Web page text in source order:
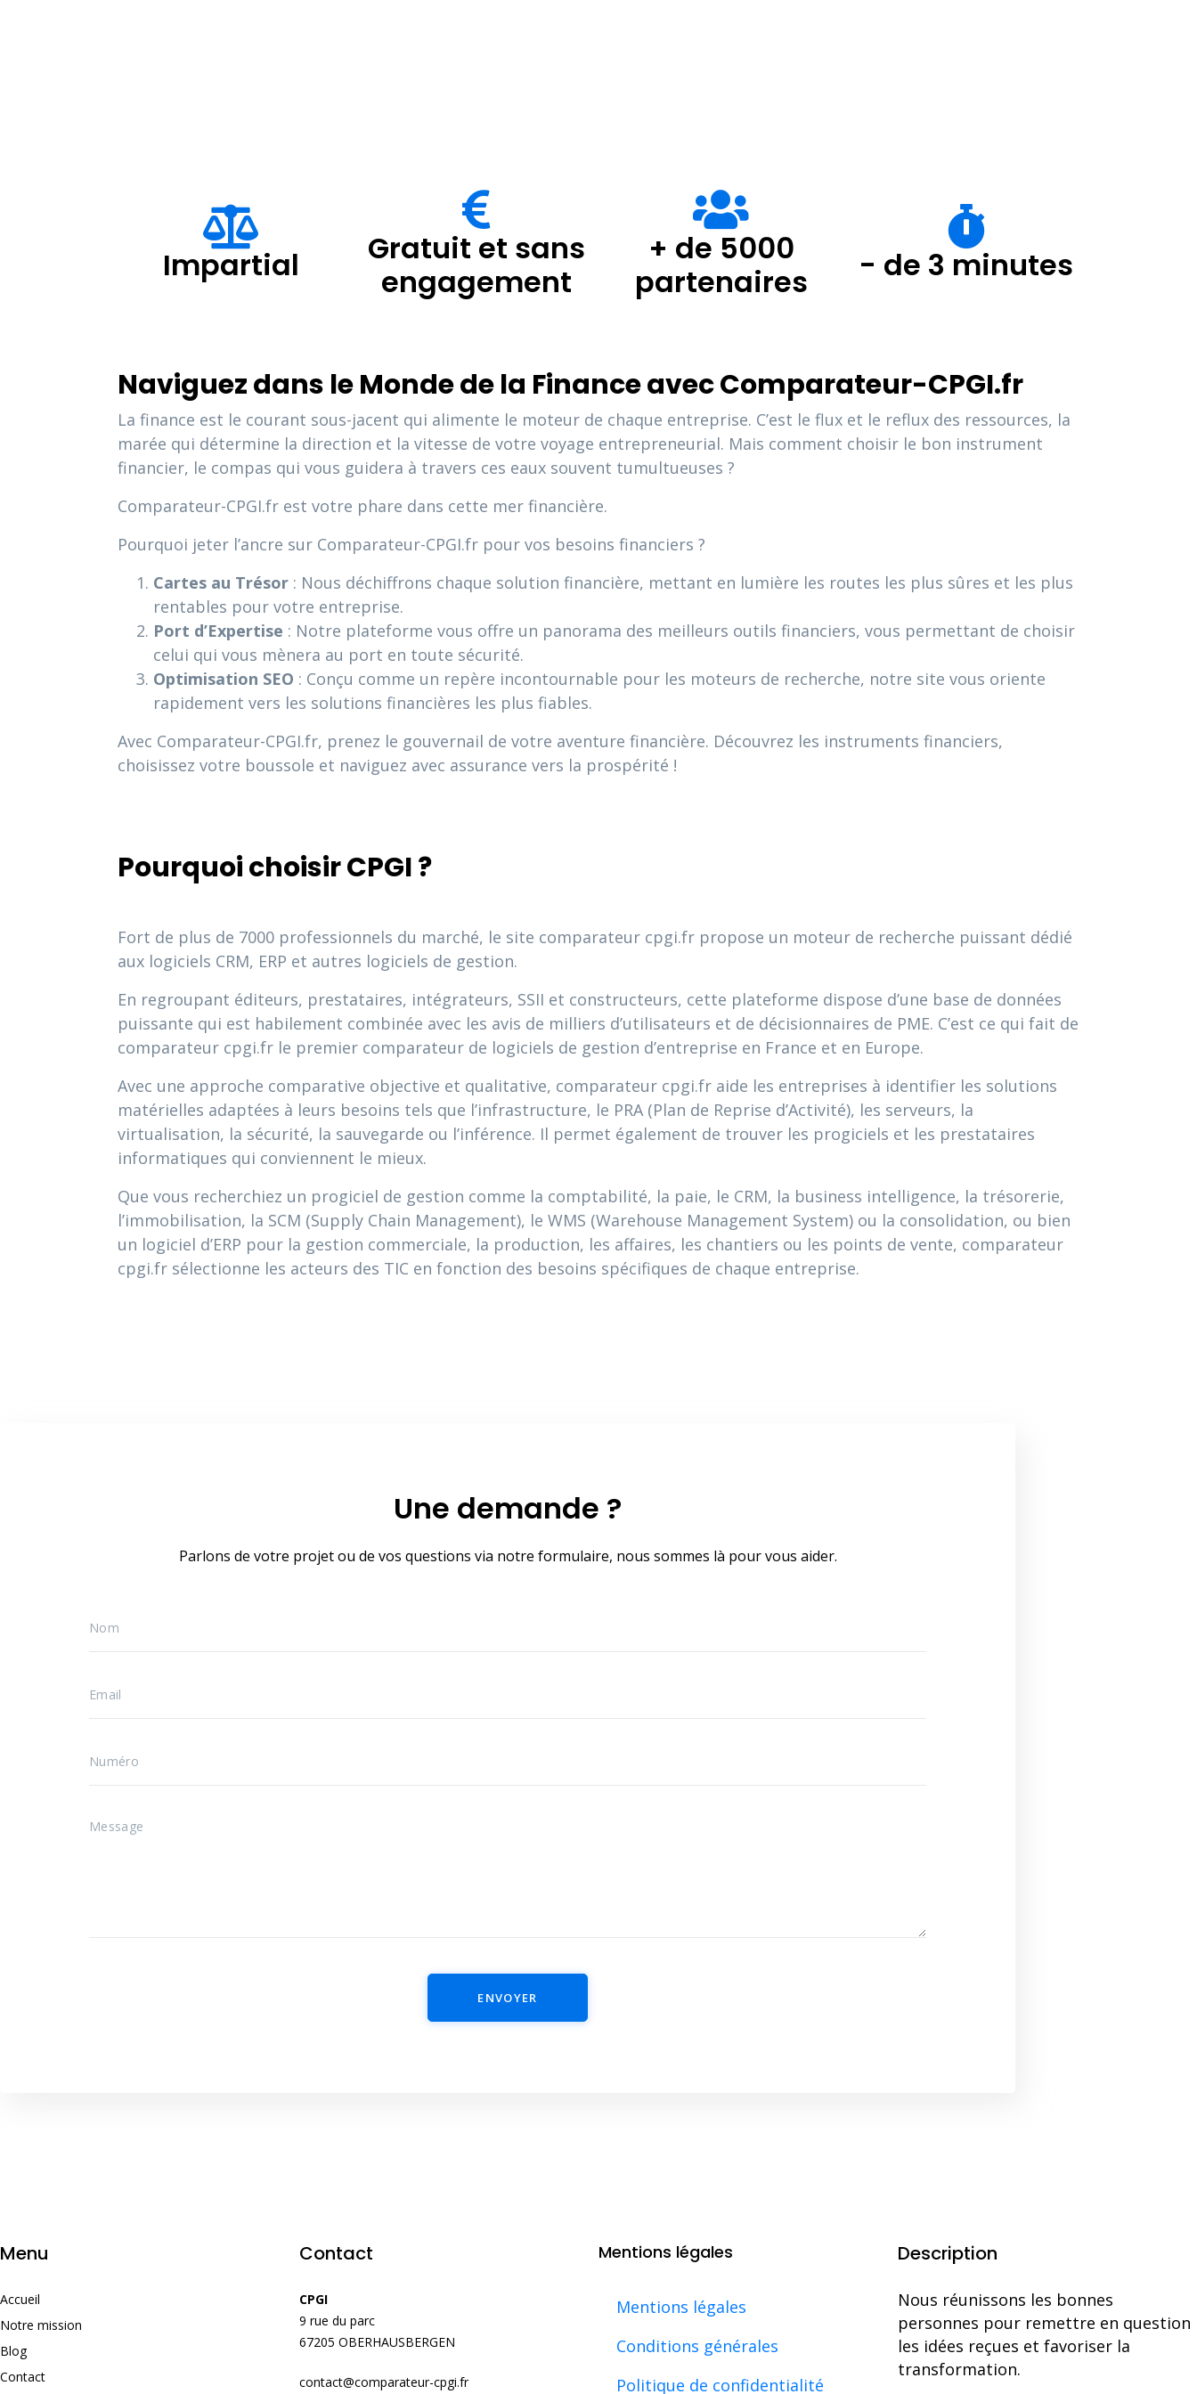
Impartial
Gratuit et sans
engagement
+ de 5000
partenaires
- de 3 minutes
Naviguez dans le Monde de la Finance avec Comparateur-CPGI.fr
La finance est le courant sous-jacent qui alimente le moteur de chaque entreprise. C’est le flux et le reflux des ressources, la
marée qui détermine la direction et la vitesse de votre voyage entrepreneurial. Mais comment choisir le bon instrument
financier, le compas qui vous guidera à travers ces eaux souvent tumultueuses ?
Comparateur-CPGI.fr est votre phare dans cette mer financière.
Pourquoi jeter l’ancre sur Comparateur-CPGI.fr pour vos besoins financiers ?
Cartes au Trésor : Nous déchiffrons chaque solution financière, mettant en lumière les routes les plus sûres et les plus
rentables pour votre entreprise.
Port d’Expertise : Notre plateforme vous offre un panorama des meilleurs outils financiers, vous permettant de choisir
celui qui vous mènera au port en toute sécurité.
Optimisation SEO : Conçu comme un repère incontournable pour les moteurs de recherche, notre site vous oriente
rapidement vers les solutions financières les plus fiables.
Avec Comparateur-CPGI.fr, prenez le gouvernail de votre aventure financière. Découvrez les instruments financiers,
choisissez votre boussole et naviguez avec assurance vers la prospérité !
Pourquoi choisir CPGI ?
Fort de plus de 7000 professionnels du marché, le site comparateur cpgi.fr propose un moteur de recherche puissant dédié
aux logiciels CRM, ERP et autres logiciels de gestion.
En regroupant éditeurs, prestataires, intégrateurs, SSII et constructeurs, cette plateforme dispose d’une base de données
puissante qui est habilement combinée avec les avis de milliers d’utilisateurs et de décisionnaires de PME. C’est ce qui fait de
comparateur cpgi.fr le premier comparateur de logiciels de gestion d’entreprise en France et en Europe.
Avec une approche comparative objective et qualitative, comparateur cpgi.fr aide les entreprises à identifier les solutions
matérielles adaptées à leurs besoins tels que l’infrastructure, le PRA (Plan de Reprise d’Activité), les serveurs, la
virtualisation, la sécurité, la sauvegarde ou l’inférence. Il permet également de trouver les progiciels et les prestataires
informatiques qui conviennent le mieux.
Que vous recherchiez un progiciel de gestion comme la comptabilité, la paie, le CRM, la business intelligence, la trésorerie,
l’immobilisation, la SCM (Supply Chain Management), le WMS (Warehouse Management System) ou la consolidation, ou bien
un logiciel d’ERP pour la gestion commerciale, la production, les affaires, les chantiers ou les points de vente, comparateur
cpgi.fr sélectionne les acteurs des TIC en fonction des besoins spécifiques de chaque entreprise.
Une demande ?
Parlons de votre projet ou de vos questions via notre formulaire, nous sommes là pour vous aider.
ENVOYER
Menu
Accueil
Notre mission
Blog
Contact
Contact
CPGI
9 rue du parc
67205 OBERHAUSBERGEN
contact@comparateur-cpgi.fr
Mentions légales
Mentions légales
Conditions générales
Politique de confidentialité
Description
Nous réunissons les bonnes
personnes pour remettre en question
les idées reçues et favoriser la
transformation.